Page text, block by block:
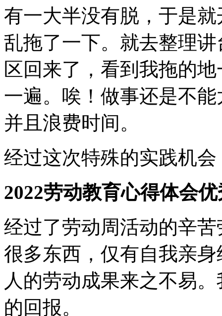
有一大半没有脱，于是
乱拖了一下。就去整理
区回来了，看到我拖的
一遍。唉！做事还是不
并且浪费时间。
经过这次特殊的实践机
2022劳动教育心得体会
经过了劳动周活动的辛
很多东西，仅有自我亲
人的劳动成果来之不易
的回报。